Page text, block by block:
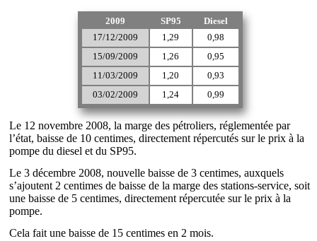
2009 SP95
Diesel
17/12/2009
1,29
0,98
15/09/2009
1,26
0,95
11/03/2009
1,20
0,93
03/02/2009
1,24 0,99
Le 12 novembre 2008, la marge des pétroliers, réglementée par
l’état, baisse de 10 centimes, directement répercutés sur le prix à la
pompe du diesel et du SP95.
Le 3 décembre 2008, nouvelle baisse de 3 centimes, auxquels
s’ajoutent 2 centimes de baisse de la marge des stations-service, soit
une baisse de 5 centimes, directement répercutée sur le prix à la
pompe.
Cela fait une baisse de 15 centimes en 2 mois.